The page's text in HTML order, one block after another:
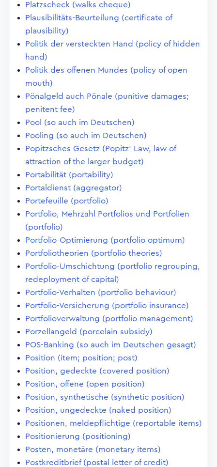
Platzscheck (walks cheque)
Plausibilitäts-Beurteilung (certificate of
plausibility)
Politik der versteckten Hand (policy of hidden
hand)
Politik des offenen Mundes (policy of open
mouth)
Pönalgeld auch Pönale (punitive damages;
penitent fee)
Pool (so auch im Deutschen)
Pooling (so auch im Deutschen)
Popitzsches Gesetz (Popitz' Law, law of
attraction of the larger budget)
Portabilität (portability)
Portaldienst (aggregator)
Portefeuille (portfolio)
Portfolio, Mehrzahl Portfolios und Portfolien
(portfolio)
Portfolio-Optimierung (portfolio optimum)
Portfoliotheorien (portfolio theories)
Portfolio-Umschichtung (portfolio regrouping,
redeployment of capital)
Portfolio-Verhalten (portfolio behaviour)
Portfolio-Versicherung (portfolio insurance)
Portfolioverwaltung (portfolio management)
Porzellangeld (porcelain subsidy)
POS-Banking (so auch im Deutschen gesagt)
Position (item; position; post)
Position, gedeckte (covered position)
Position, offene (open position)
Position, synthetische (synthetic position)
Position, ungedeckte (naked position)
Positionen, meldepflichtige (reportable items)
Positionierung (positioning)
Posten, monetäre (monetary items)
Postkreditbrief (postal letter of credit)